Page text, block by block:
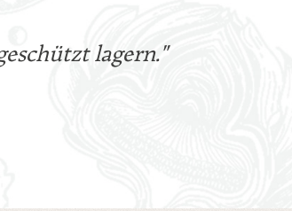
lagern."